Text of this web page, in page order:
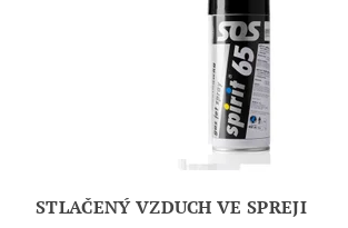
STLAČENÝ VZDUCH VE SPREJI